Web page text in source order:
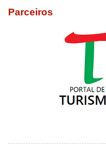
Parceiros